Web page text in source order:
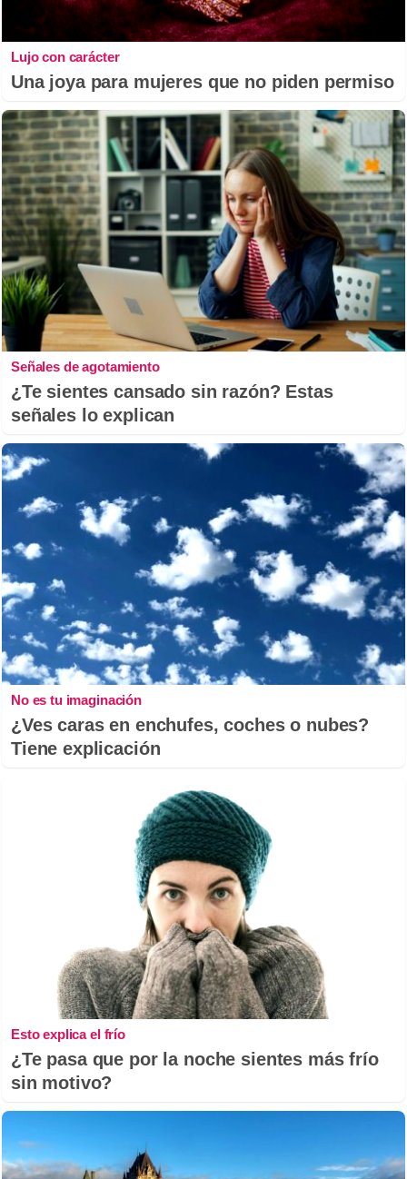
Lujo con carácter
Una joya para mujeres que no piden permiso
Señales de agotamiento
¿Te sientes cansado sin razón? Estas
señales lo explican
No es tu imaginación
¿Ves caras en enchufes, coches o nubes?
Tiene explicación
Esto explica el frío
¿Te pasa que por la noche sientes más frío
sin motivo?